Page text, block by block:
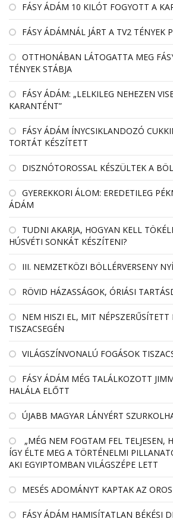
FÁSY ÁDÁM 10 KILÓT FOGYOTT A
FÁSY ÁDÁMNÁL JÁRT A TV2 TÉNYEK
OTTHONÁBAN LÁTOGATTA MEG
TÉNYEK STÁBJA
FÁSY ÁDÁM: „LELKILEG NEHEZEN
KARANTÉNT”
FÁSY ÁDÁM ÍNYCSIKLANDOZÓ
TORTÁT KÉSZÍTETT
DISZNÓTOROSSAL KÉSZÜLTEK A
GYEREKKORI ÁLOM: EREDETILEG
ÁDÁM
TUDNI AKARJA, HOGYAN KELL
HÚSVÉTI SONKÁT KÉSZÍTENI?
III. NEMZETKÖZI BÖLLÉRVERSENY
RÖVID HÁZASSÁGOK, ÓRIÁSI
NEM HISZI EL, MIT NÉPSZERŰSÍTETT
TISZACSEGÉN
VILÁGSZÍNVONALÚ FOGÁSOK
FÁSY ÁDÁM MÉG TALÁLKOZOTT
HALÁLA ELŐTT
ÚJABB MAGYAR LÁNYÉRT
„MÉG NEM FOGTAM FEL TELJESEN,
ÍGY ÉLTE MEG A TÖRTÉNELMI
AKI EGYIPTOMBAN VILÁGSZÉPE LETT
MESÉS ADOMÁNYT KAPTAK AZ
FÁSY ÁDÁM HAMISÍTATLAN BÉKÉSI